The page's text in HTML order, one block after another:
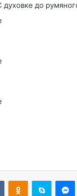
духовке до
ВконтактеОдноклассники
Skype